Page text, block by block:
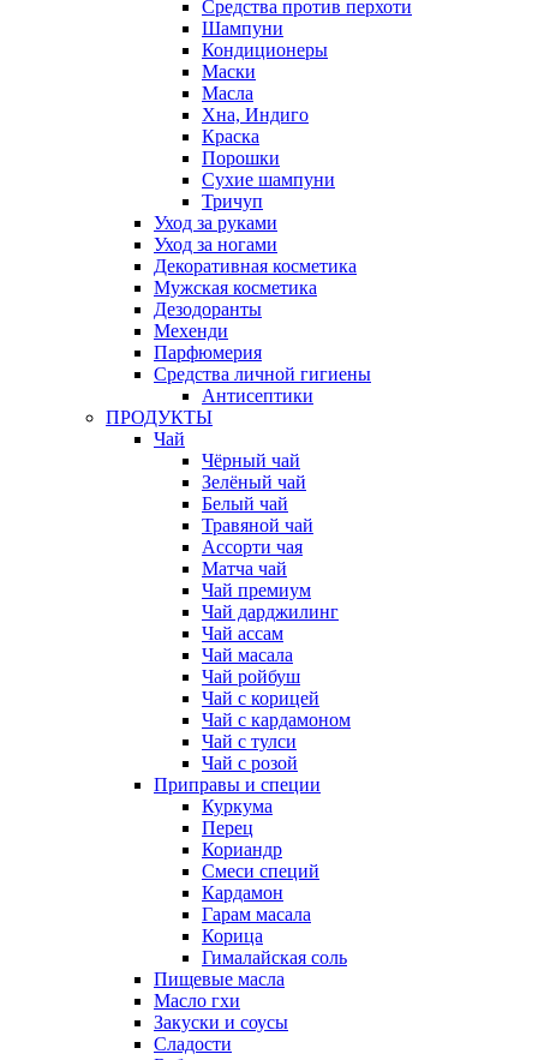
Средства против перхоти
Шампуни
Кондиционеры
Маски
Масла
Хна, Индиго
Краска
Порошки
Сухие шампуни
Тричуп
Уход за руками
Уход за ногами
Декоративная косметика
Мужская косметика
Дезодоранты
Мехенди
Парфюмерия
Средства личной гигиены
Антисептики
ПРОДУКТЫ
Чай
Чёрный чай
Зелёный чай
Белый чай
Травяной чай
Ассорти чая
Матча чай
Чай премиум
Чай дарджилинг
Чай ассам
Чай масала
Чай ройбуш
Чай с корицей
Чай с кардамоном
Чай с тулси
Чай с розой
Приправы и специи
Куркума
Перец
Кориандр
Смеси специй
Кардамон
Гарам масала
Корица
Гималайская соль
Пищевые масла
Масло гхи
Закуски и соусы
Сладости